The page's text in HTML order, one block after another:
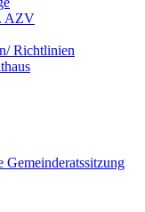
AZV
Richtlinien
Gemeinderatssitzung